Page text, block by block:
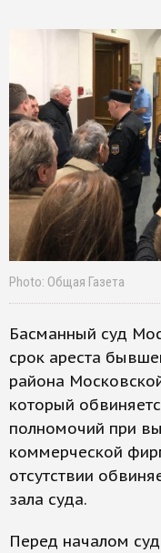
Photo: Общая Газета
Басманный суд
срок ареста
района
который
полномочий при
коммерческой
отсутствии
зала суда.
Перед началом